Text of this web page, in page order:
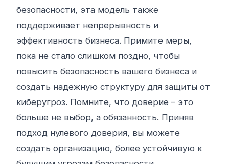
безопасности, эта модель также
поддерживает непрерывность и
эффективность бизнеса. Примите меры,
пока не стало слишком поздно, чтобы
повысить безопасность вашего бизнеса и
создать надежную структуру для защиты от
киберугроз. Помните, что доверие – это
больше не выбор, а обязанность. Приняв
подход нулевого доверия, вы можете
создать организацию, более устойчивую к